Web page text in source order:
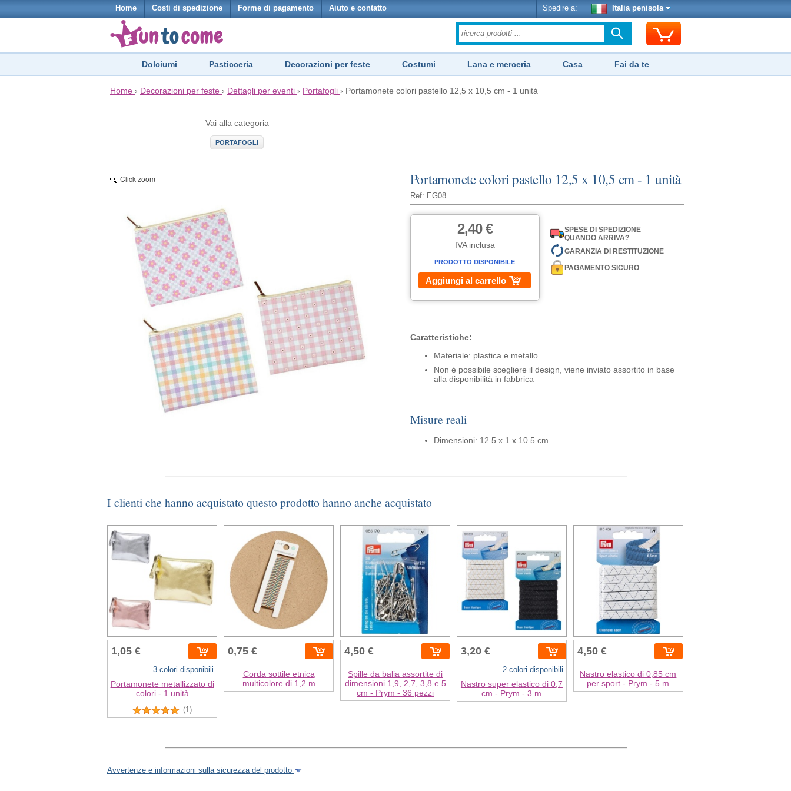
Home Costi di spedizione Forme di pagamento Aiuto e contatto Spedire a: Italia penisola
Dolciumi Pasticceria Decorazioni per feste Costumi Lana e merceria Casa Fai da te
Home › Decorazioni per feste › Dettagli per eventi › Portafogli › Portamonete colori pastello 12,5 x 10,5 cm - 1 unità
Vai alla categoria
PORTAFOGLI
Portamonete colori pastello 12,5 x 10,5 cm - 1 unità
Ref: EG08
Click zoom
2,40 €
IVA inclusa
PRODOTTO DISPONIBILE
Aggiungi al carrello
SPESE DI SPEDIZIONE
QUANDO ARRIVA?
GARANZIA DI RESTITUZIONE
PAGAMENTO SICURO
Caratteristiche:
Materiale: plastica e metallo
Non è possibile scegliere il design, viene inviato assortito in base
alla disponibilità in fabbrica
Misure reali
Dimensioni: 12.5 x 1 x 10.5 cm
I clienti che hanno acquistato questo prodotto hanno anche acquistato
1,05 €
3 colori disponibili
Portamonete metallizzato di
colori - 1 unità
(1)
0,75 €
Corda sottile etnica
multicolore di 1,2 m
4,50 €
Spille da balia assortite di
dimensioni 1,9, 2,7, 3,8 e 5
cm - Prym - 36 pezzi
3,20 €
2 colori disponibili
Nastro super elastico di 0,7
cm - Prym - 3 m
4,50 €
Nastro elastico di 0,85 cm
per sport - Prym - 5 m
Avvertenze e informazioni sulla sicurezza del prodotto